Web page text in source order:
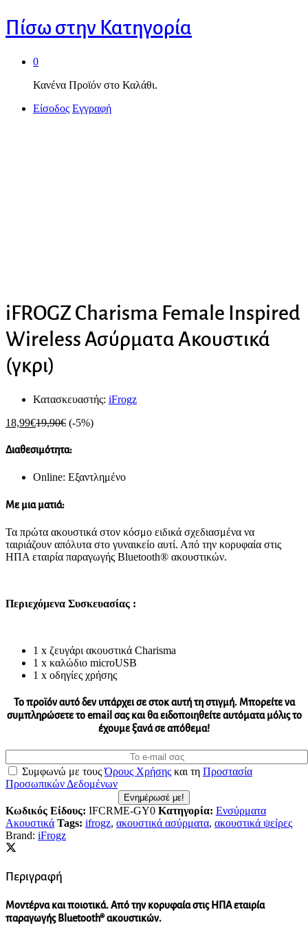
Πίσω στην Κατηγορία
0
Κανένα Προϊόν στο Καλάθι.
Είσοδος Εγγραφή
iFROGZ Charisma Female Inspired
Wireless Ασύρματα Ακουστικά
(γκρι)
Κατασκευαστής: iFrogz
18,99€19,90€ (-5%)
Διαθεσιμότητα:
Online: Εξαντλημένο
Με μια ματιά:
Τα πρώτα ακουστικά στον κόσμο ειδικά σχεδιασμένα να
ταιριάζουν απόλυτα στο γυναικείο αυτί. Από την κορυφαία στις
ΗΠΑ εταιρία παραγωγής Bluetooth® ακουστικών.
Περιεχόμενα Συσκευασίας :
1 x ζευγάρι ακουστικά Charisma
1 x καλώδιο microUSB
1 x οδηγίες χρήσης
Το προϊόν αυτό δεν υπάρχει σε στοκ αυτή τη στιγμή. Mπορείτε να
συμπληρώσετε το email σας και θα ειδοποιηθείτε αυτόματα μόλις το
έχουμε ξανά σε απόθεμα!
Συμφωνώ με τουςΌρους Χρήσης και τη Προστασία
Προσωπικών Δεδομένων
Ενημέρωσέ με!
Κωδικός Είδους: IFCRME-GY0 Κατηγορία: Ενσύρματα
Ακουστικά Tags: ifrogz, ακουστικά ασύρματα, ακουστικά ψείρες
Brand: iFrogz
Περιγραφή
Μοντέρνα και ποιοτικά. Από την κορυφαία στις ΗΠΑ εταιρία
παραγωγής Bluetooth® ακουστικών.